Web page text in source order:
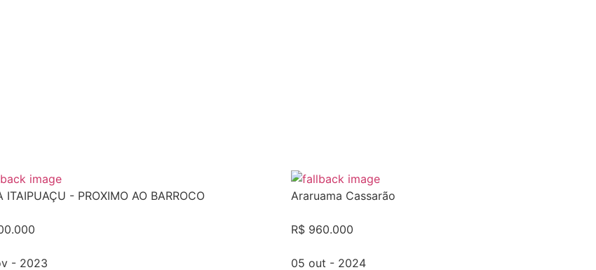
ITAIPUAÇU - PROXIMO AO BARROCO
- 2023
Araruama Cassarão
R$ 960.000
05 out - 2024